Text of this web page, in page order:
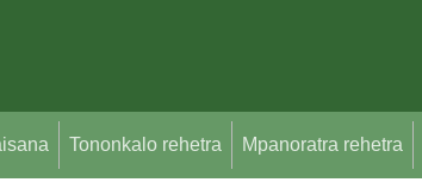
Tononkalo rehetra Mpanoratra rehetra